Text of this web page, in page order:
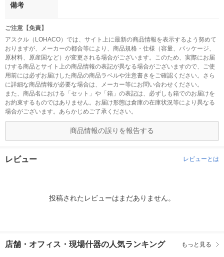
備考
ご注意【免責】
アスクル（LOHACO）では、サイト上に最新の商品情報を表示するよう努めて
おりますが、メーカーの都合等により、商品規格・仕様（容量、パッケージ、
原材料、原産国など）が変更される場合がございます。このため、実際にお届
けする商品とサイト上の商品情報の表記が異なる場合がございますので、ご使
用前には必ずお届けした商品の商品ラベルや注意書きをご確認ください。さら
に詳細な商品情報が必要な場合は、メーカー等にお問い合わせください。
また、商品名における「セット」や「箱」の表記は、必ずしも箱でのお届けを
お約束するものではありません。お届け形態は倉庫の在庫状況等により異なる
場合がございます。あらかじめご了承ください。
商品情報の誤りを報告する
レビュー レビューとは
投稿されたレビューはまだありません。
店舗・オフィス・現場什器の人気ランキング もっと見る